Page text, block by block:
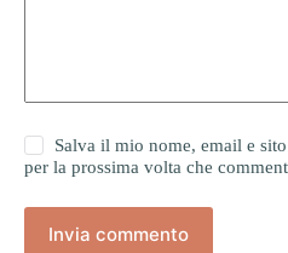
Salva il mio nome, email e
per la prossima volta che
Invia commento